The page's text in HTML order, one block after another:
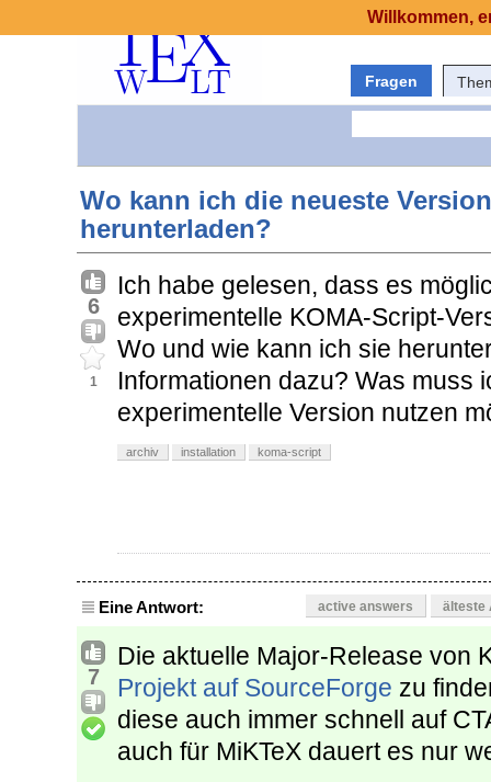
Fragen
Wo kann ich die neueste
herunterladen?
6
1
Ich habe gelesen, dass es
experimentelle KOMA-Script-
Wo und wie kann ich sie
Informationen dazu? Was muss
experimentelle Version nutzen
archiv installation koma-script
Eine Antwort: active answers älteste
7
Die aktuelle Major-Release von
Projekt auf SourceForge zu
diese auch immer schnell auf
auch für MiKTeX dauert es nur
Willkommen,